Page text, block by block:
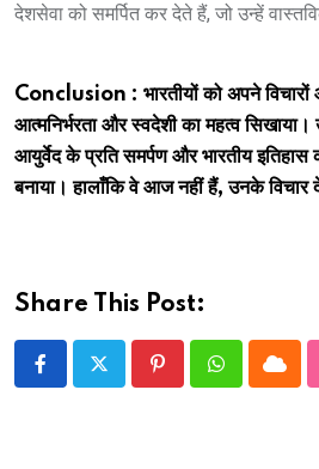
देशसेवा को समर्पित कर देते हैं, जो उन्हें
Conclusion : भारतीयों को अपने विचारों
आत्मनिर्भरता और स्वदेशी का महत्व सिखाया।
आयुर्वेद के प्रति समर्पण और भारतीय
बनाया। हालाँकि वे आज नहीं हैं, उनके विचार
Share This Post:
PinterestWhatsappCloud